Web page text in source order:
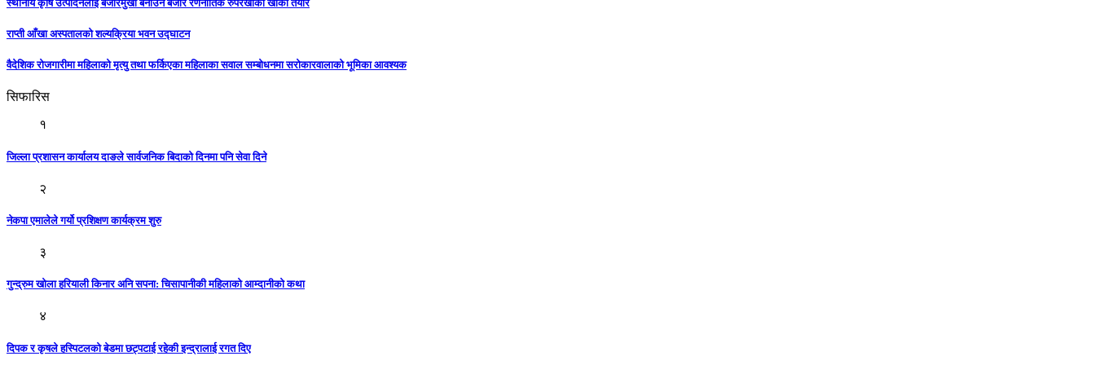
स्थानीय कृषि उत्पादनलाई बजारमुखी बनाउन बजार रणनीतिक रुपरेखाको खाका तयार
राप्ती आँखा अस्पतालको शल्यक्रिया भवन उद्घाटन
वैदेशिक रोजगारीमा महिलाको मृत्यु तथा फर्किएका महिलाका सवाल सम्बोधनमा सरोकारवालाको भूमिका आवश्यक
सिफारिस
१
जिल्ला प्रशासन कार्यालय दाङले सार्वजनिक बिदाको दिनमा पनि सेवा दिने
२
नेकपा एमालेले गर्यो प्रशिक्षण कार्यक्रम शुरु
३
गुन्द्रुम खोला हरियाली किनार अनि सपना: चिसापानीकी महिलाको आम्दानीकाे कथा
४
दिपक र कृषले हस्पिटलको बेडमा छट्पटाई रहेकी इन्द्रालाई रगत दिए